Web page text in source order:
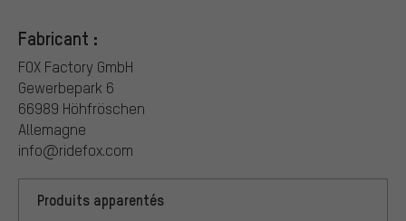
Fabricant :
FOX Factory GmbH
Gewerbepark 6
66989 Höhfröschen
Allemagne
info@ridefox.com
Produits apparentés